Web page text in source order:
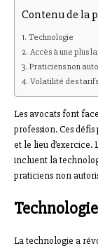
Contenu de la
Technologie
Accès à une plus
Praticiens non
Volatilité des tarifs
Les avocats font
profession. Ces
et le lieu d’exercice.
incluent la
praticiens non
Technologie
La technologie a